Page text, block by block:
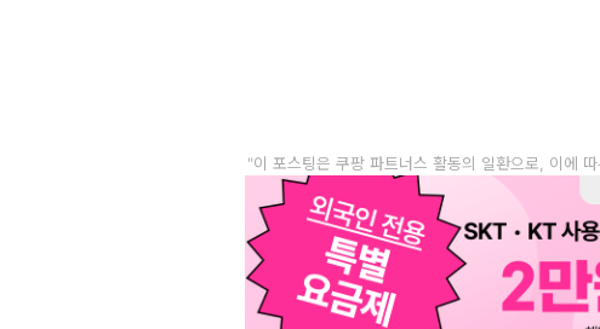
"이 포스팅은 쿠팡 파트너스 활동의 일환으로, 이에